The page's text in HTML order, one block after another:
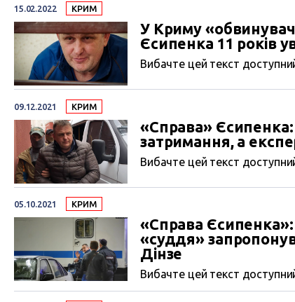
15.02.2022 КРИМ
У Криму
Єсипенка 11 років
Вибачте цей текст
09.12.2021 КРИМ
«Справа»
затримання, а
Вибачте цей текст
05.10.2021 КРИМ
«Справа Єсипенка»:
«суддя»
Дінзе
Вибачте цей текст